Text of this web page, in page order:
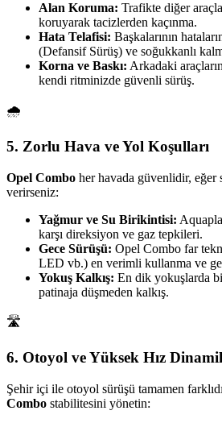
Alan Koruma: Trafikte diğer
koruyarak tacizlerden kaçınma.
Hata Telafisi: Başkalarının
(Defansif Sürüş) ve soğukkanlı
Korna ve Baskı: Arkadaki
kendi ritminizde güvenli sürüş.
🌧️
5. Zorlu Hava ve Yol Koşulları
Opel Combo her havada güvenlidir, eğer
verirseniz:
Yağmur ve Su Birikintisi:
karşı direksiyon ve gaz tepkileri.
Gece Sürüşü: Opel Combo far
LED vb.) en verimli kullanma ve
Yokuş Kalkış: En dik yokuşlarda
patinaja düşmeden kalkış.
🛣️
6. Otoyol ve Yüksek Hız
Şehir içi ile otoyol sürüşü tamamen
Combo stabilitesini yönetin: